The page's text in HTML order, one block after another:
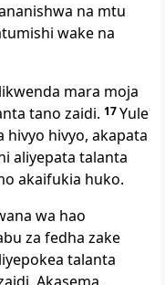
na mtu
wake na
mara moja
tano zaidi. 17Yule
hivyo hivyo, akapata
aliyepata talanta
akaifukia huko.
wa hao
za fedha zake
talanta